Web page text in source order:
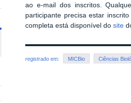
ao e-mail dos inscritos.
participante precisa estar
completa está disponível dosite
registrado em: MICBio Ciências